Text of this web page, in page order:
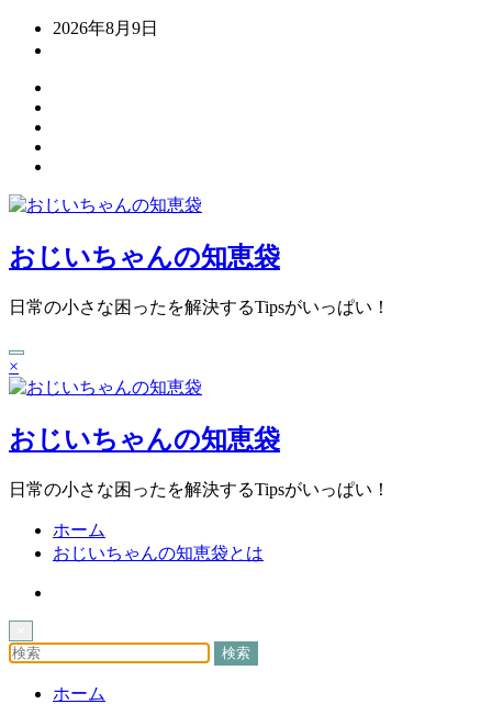
ッ
2026年8月9日
おじいちゃんの知恵袋
日常の小さな困ったを解決するTipsがいっぱい！
×
おじいちゃんの知恵袋
日常の小さな困ったを解決するTipsがいっぱい！
ホーム
おじいちゃんの知恵袋とは
ホーム